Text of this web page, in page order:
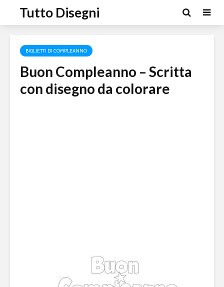
Tutto Disegni
BIGLIETTI DI COMPLEANNO
Buon Compleanno – Scritta
con disegno da colorare